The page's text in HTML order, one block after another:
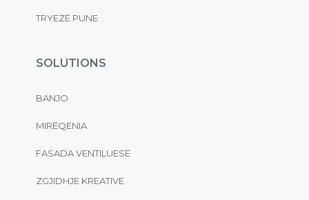
TRYEZË PUNE
SOLUTIONS
BANJO
MIRËQENIA
FASADA VENTILUESE
ZGJIDHJE KREATIVE